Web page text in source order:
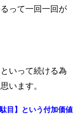
って一回一回が
いって続ける為
います。
目】という付加価値